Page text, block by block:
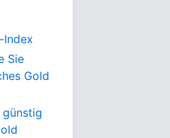
Index
Sie
Gold
günstig